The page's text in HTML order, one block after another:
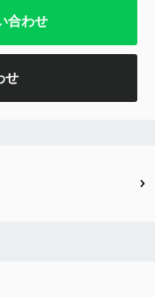
合わせ
せ